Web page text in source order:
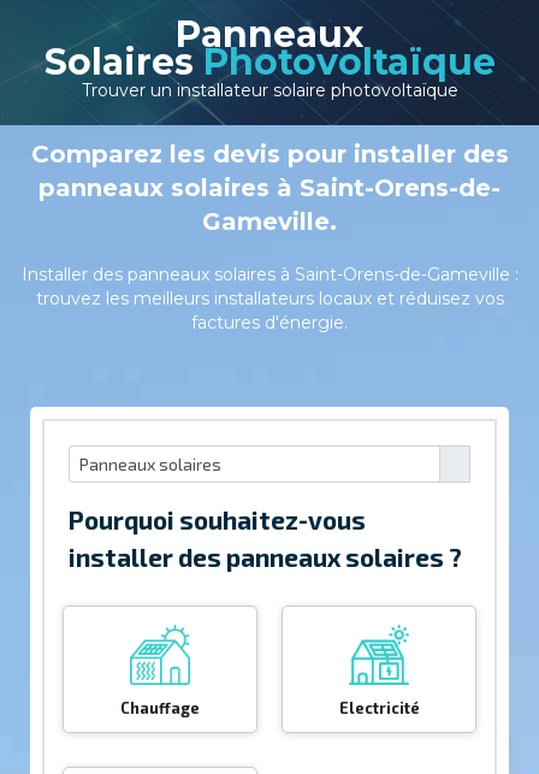
Panneaux
Solaires Photovoltaïque
Trouver un installateur solaire photovoltaïque
Comparez les devis pour installer des
panneaux solaires à Saint-Orens-de-
Gameville.
Installer des panneaux solaires à Saint-Orens-de-Gameville :
trouvez les meilleurs installateurs locaux et réduisez vos
factures d'énergie.